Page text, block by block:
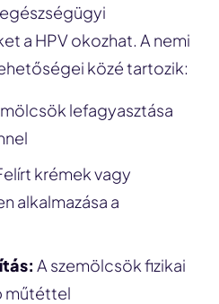
a HPV okozhat. A nemi
közé tartozik:
lefagyasztása
krémek vagy
alkalmazása a
A szemölcsök fizikai
műtéttel